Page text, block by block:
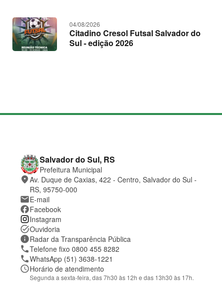
04/08/2026
Citadino Cresol Futsal Salvador do
Sul - edição 2026
M
C
o
n
t
t
o
e
l
o
c
a
l
i
z
Salvador do Sul, RS
Prefeitura Municipal
placeAv. Duque de Caxias, 422 - Centro, Salvador do Sul -
RS, 95750-000
mailE-mail
facebookFacebook
Instagram
task_altOuvidoria
information
Radar da Transparência Pública
phoneTelefone fixo 0800 455 8282
phoneWhatsApp (51) 3638-1221
scheduleHorário de atendimento
Segunda a sexta-feira, das 7h30 às 12h e das 13h30 às 17h.